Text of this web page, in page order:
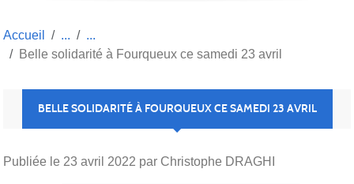
Accueil
Belle solidarité à Fourqueux ce samedi 23 avril
BELLE SOLIDARITÉ À FOURQUEUX CE SAMEDI 23 AVRIL
Publiée le 23 avril 2022 par Christophe DRAGHI